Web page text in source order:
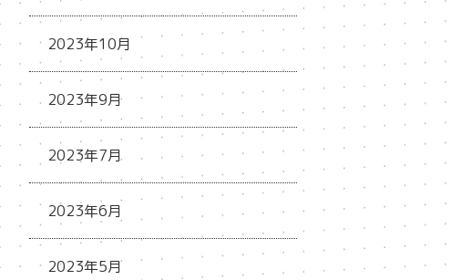
2023年10月
2023年9月
2023年7月
2023年6月
2023年5月